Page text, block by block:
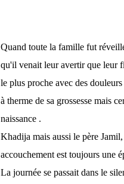
Quand toute la famille fut
qu'il venait leur avertir que leur
le plus proche avec des
à therme de sa grossesse mais
naissance .
Khadija mais aussi le père
accouchement est toujours une
La journée se passait dans le